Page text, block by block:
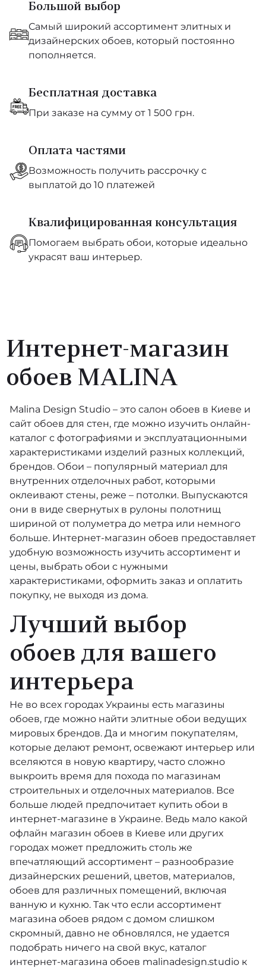
Большой выбор
Самый широкий ассортимент элитных и
дизайнерских обоев, который постоянно
пополняется.
Бесплатная доставка
При заказе на сумму от 1 500 грн.
Оплата частями
Возможность получить рассрочку с
выплатой до 10 платежей
Квалифицированная консультация
Помогаем выбрать обои, которые идеально
украсят ваш интерьер.
Интернет-магазин
обоев MALINA
Malina Design Studio – это салон обоев в Киеве и
сайт обоев для стен, где можно изучить онлайн-
каталог с фотографиями и эксплуатационными
характеристиками изделий разных коллекций,
брендов. Обои – популярный материал для
внутренних отделочных работ, которыми
оклеивают стены, реже – потолки. Выпускаются
они в виде свернутых в рулоны полотнищ
шириной от полуметра до метра или немного
больше. Интернет-магазин обоев предоставляет
удобную возможность изучить ассортимент и
цены, выбрать обои с нужными
характеристиками, оформить заказ и оплатить
покупку, не выходя из дома.
Лучший выбор
обоев для вашего
интерьера
Не во всех городах Украины есть магазины
обоев, где можно найти элитные обои ведущих
мировых брендов. Да и многим покупателям,
которые делают ремонт, освежают интерьер или
вселяются в новую квартиру, часто сложно
выкроить время для похода по магазинам
строительных и отделочных материалов. Все
больше людей предпочитает купить обои в
интернет-магазине в Украине. Ведь мало какой
офлайн магазин обоев в Киеве или других
городах может предложить столь же
впечатляющий ассортимент – разнообразие
дизайнерских решений, цветов, материалов,
обоев для различных помещений, включая
ванную и кухню. Так что если ассортимент
магазина обоев рядом с домом слишком
скромный, давно не обновлялся, не удается
подобрать ничего на свой вкус, каталог
интернет-магазина обоев malinadesign.studio к